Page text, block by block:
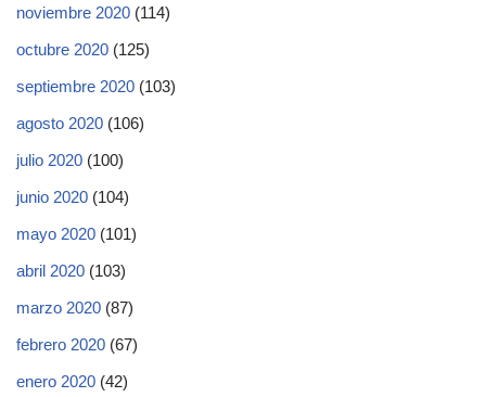
noviembre 2020 (114)
octubre 2020 (125)
septiembre 2020 (103)
agosto 2020 (106)
julio 2020 (100)
junio 2020 (104)
mayo 2020 (101)
abril 2020 (103)
marzo 2020 (87)
febrero 2020 (67)
enero 2020 (42)